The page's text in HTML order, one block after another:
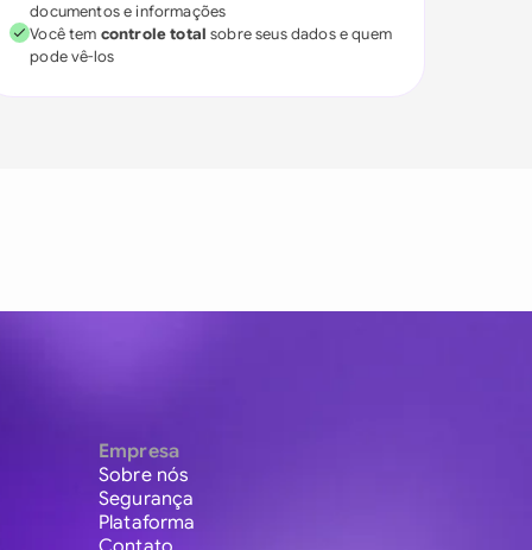
documentos e informações
Você tem controle total sobre seus dados e quem
pode vê-los
Empresa
Sobre nós
Segurança
Plataforma